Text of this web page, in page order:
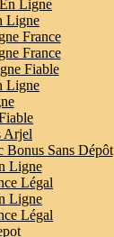
Ligne
Ligne
France
France
Fiable
Ligne
Arjel
Bonus Sans Dépôt
Ligne
Légal
Ligne
Légal